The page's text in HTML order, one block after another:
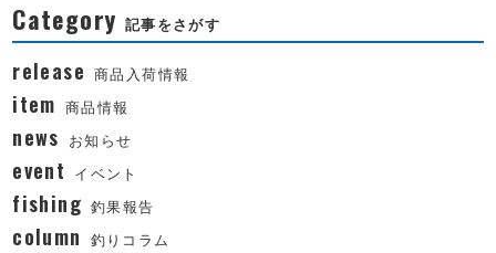
Category 記事をさがす
release 商品入荷情報
item 商品情報
news お知らせ
event イベント
fishing 釣果報告
column 釣りコラム